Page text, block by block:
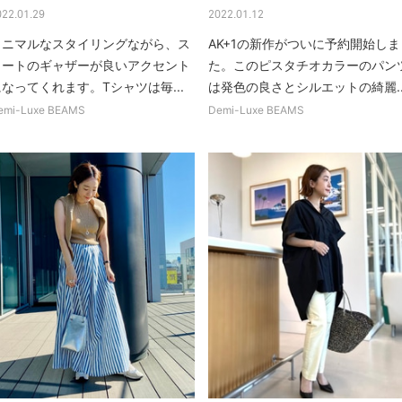
マルなスタイリングながら、ス
トのギャザーが良いアクセント
ってくれます。Tシャツは毎...
Luxe BEAMS
2022.01.12
AK+1の新作がついに予約開始し
た。このピスタチオカラーのパン
は発色の良さとシルエットの綺麗
Demi-Luxe BEAMS